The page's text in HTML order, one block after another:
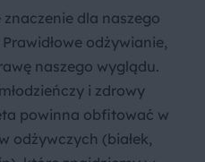
dla naszego
odżywianie,
naszego wyglądu.
i zdrowy
powinna obfitować w
odżywczych (białek,